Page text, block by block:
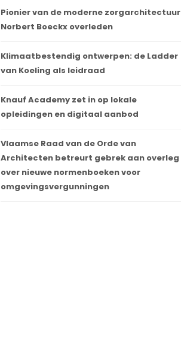
Pionier van de moderne zorgarchitectuur
Norbert Boeckx overleden
Klimaatbestendig ontwerpen: de Ladder
van Koeling als leidraad
Knauf Academy zet in op lokale
opleidingen en digitaal aanbod
Vlaamse Raad van de Orde van
Architecten betreurt gebrek aan overleg
over nieuwe normenboeken voor
omgevingsvergunningen